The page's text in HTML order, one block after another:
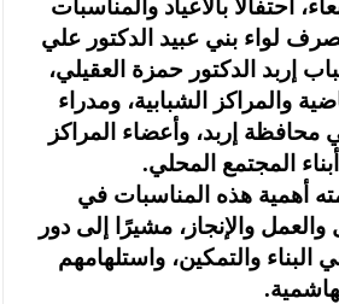
احتفالًا بالأعياد والمناسبات
لواء بني عبيد الدكتور علي
إربد الدكتور حمزة العقيلي،
والمراكز الشبابية، ومدراء
محافظة إربد، وأعضاء المراكز
المجتمع المحلي.
أهمية هذه المناسبات في
والعمل والإنجاز، مشيرًا إلى دور
والتمكين، واستلهامهم